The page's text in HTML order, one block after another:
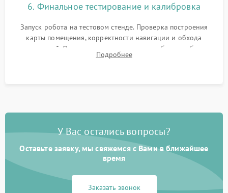
6. Финальное тестирование и калибровка
Запуск робота на тестовом стенде. Проверка построения
карты помещения, корректности навигации и обхода
препятствий. Оценка силы всасывания и работы турбины.
Тестирование автоматического возврата на док-станцию и
Подробнее
У Вас остались вопросы?
Оставьте заявку, мы свяжемся с Вами в ближайшее
время
Заказать звонок